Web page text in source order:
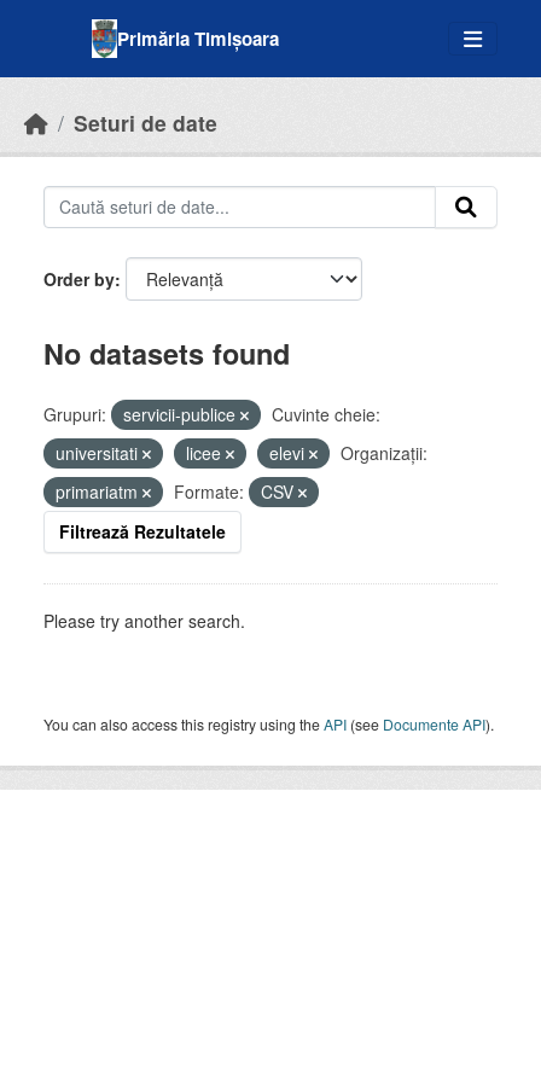
Primăria Timișoara
Seturi de date
Order by
No datasets found
Grupuri: servicii-publice
Cuvinte cheie:
universitati
licee elevi
Organizații:
primariatm
Formate:
CSV
Filtrează Rezultatele
Please try another search.
You can also access this registry using theAPI (see Documente API).